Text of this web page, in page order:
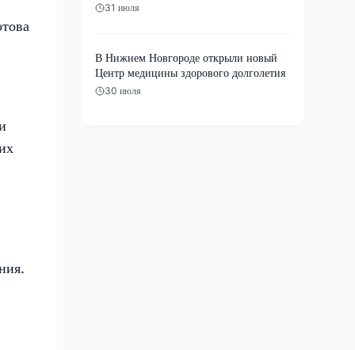
31 июля
В Нижнем Новгороде открыли новый
Центр медицины здорового долголетия
30 июля